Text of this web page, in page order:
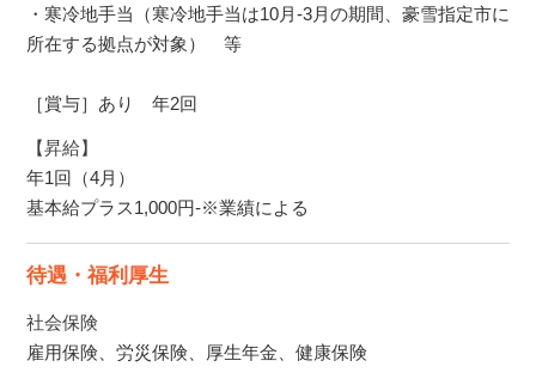
・寒冷地手当（寒冷地手当は10月-3月の期間、豪雪指定市に
所在する拠点が対象） 等
［賞与］あり 年2回
【昇給】
年1回（4月）
基本給プラス1,000円-※業績による
待遇・福利厚生
社会保険
雇用保険、労災保険、厚生年金、健康保険